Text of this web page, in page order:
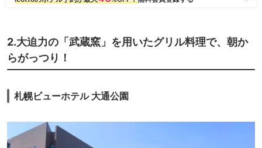
2.大迫力の「武蔵窯」を用いたグリル料理で、朝か
らがっつり！
札幌ビューホテル 大通公園